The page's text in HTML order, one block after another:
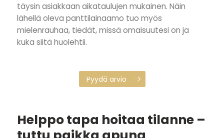
täysin asiakkaan aikataulujen mukainen. Näin
lähellä oleva panttilainaamo tuo myös
mielenrauhaa, tiedät, missä omaisuutesi on ja
kuka siitä huolehtii.
Pyydä arvio
Helppo tapa hoitaa tilanne –